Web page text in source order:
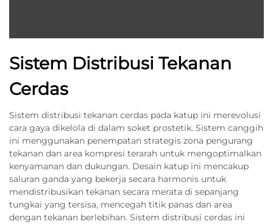
Sistem Distribusi Tekanan
Cerdas
Sistem distribusi tekanan cerdas pada katup ini merevolusi
cara gaya dikelola di dalam soket prostetik. Sistem canggih
ini menggunakan penempatan strategis zona pengurang
tekanan dan area kompresi terarah untuk mengoptimalkan
kenyamanan dan dukungan. Desain katup ini mencakup
saluran ganda yang bekerja secara harmonis untuk
mendistribusikan tekanan secara merata di sepanjang
tungkai yang tersisa, mencegah titik panas dan area
dengan tekanan berlebihan. Sistem distribusi cerdas ini